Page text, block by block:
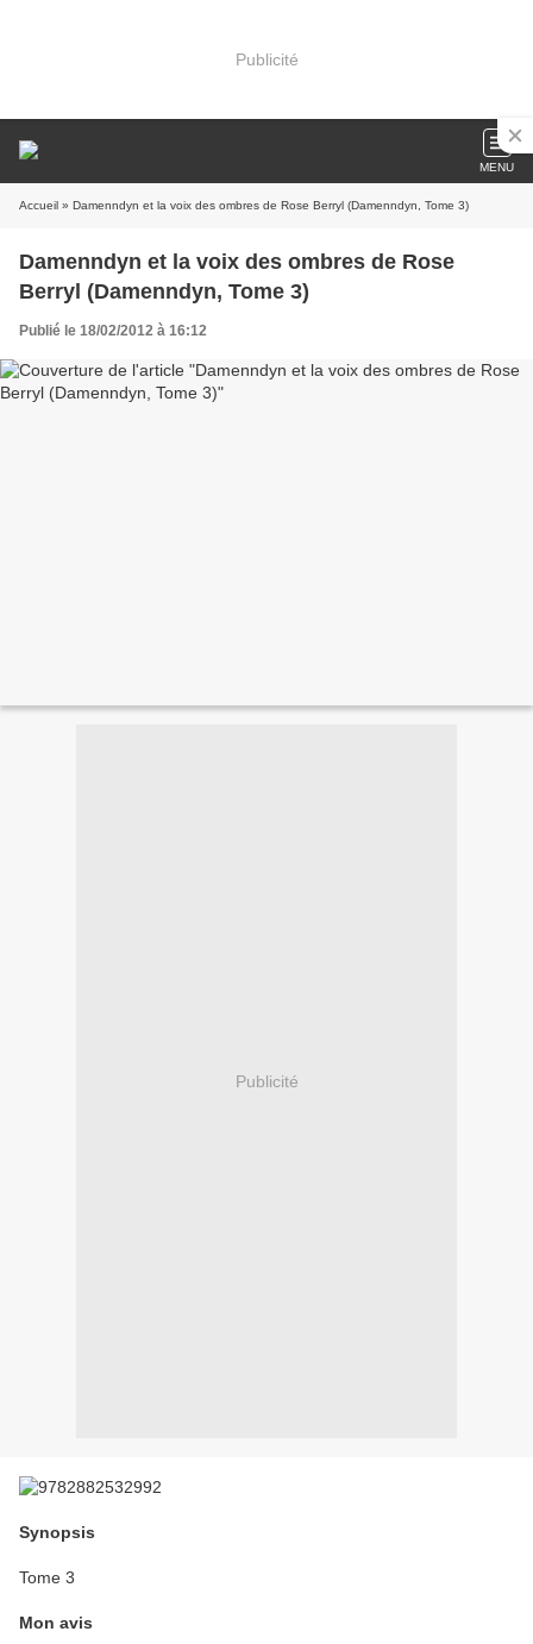
Publicité
MENU
Accueil » Damenndyn et la voix des ombres de Rose Berryl (Damenndyn, Tome 3)
Damenndyn et la voix des ombres de Rose
Berryl (Damenndyn, Tome 3)
Publié le 18/02/2012 à 16:12
Publicité
Synopsis
Tome 3
Mon avis